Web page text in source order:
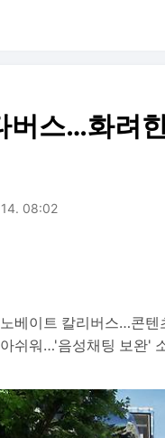
버스…화려
08:02
베이트 칼리버스…콘텐
쉬워…'음성채팅 보완'